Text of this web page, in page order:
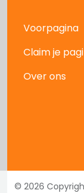
Voorpagina
Claim je
Over ons
© 2026